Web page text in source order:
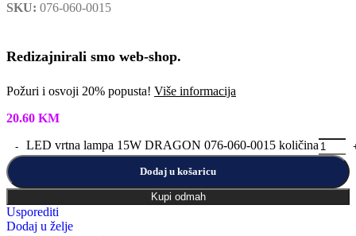
SKU: 076-060-0015
Redizajnirali smo web-shop.
Požuri i osvoji 20% popusta! Više informacija
20.60 KM
LED vrtna lampa 15W DRAGON 076-060-0015 količina
Dodaj u košaricu
Kupi odmah
Usporediti
Dodaj u želje